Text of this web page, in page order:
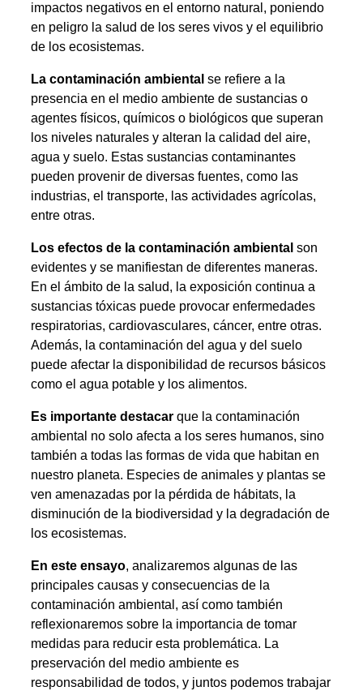
impactos negativos en el entorno natural, poniendo
en peligro la salud de los seres vivos y el equilibrio
de los ecosistemas.
La contaminación ambiental se refiere a la
presencia en el medio ambiente de sustancias o
agentes físicos, químicos o biológicos que superan
los niveles naturales y alteran la calidad del aire,
agua y suelo. Estas sustancias contaminantes
pueden provenir de diversas fuentes, como las
industrias, el transporte, las actividades agrícolas,
entre otras.
Los efectos de la contaminación ambiental son
evidentes y se manifiestan de diferentes maneras.
En el ámbito de la salud, la exposición continua a
sustancias tóxicas puede provocar enfermedades
respiratorias, cardiovasculares, cáncer, entre otras.
Además, la contaminación del agua y del suelo
puede afectar la disponibilidad de recursos básicos
como el agua potable y los alimentos.
Es importante destacar que la contaminación
ambiental no solo afecta a los seres humanos, sino
también a todas las formas de vida que habitan en
nuestro planeta. Especies de animales y plantas se
ven amenazadas por la pérdida de hábitats, la
disminución de la biodiversidad y la degradación de
los ecosistemas.
En este ensayo, analizaremos algunas de las
principales causas y consecuencias de la
contaminación ambiental, así como también
reflexionaremos sobre la importancia de tomar
medidas para reducir esta problemática. La
preservación del medio ambiente es
responsabilidad de todos, y juntos podemos trabajar